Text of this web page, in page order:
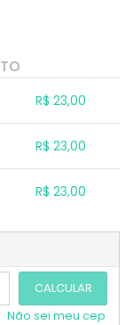
R$ 23,00
R$ 23,00
R$ 23,00
....
CALCULAR
Não sei meu cep